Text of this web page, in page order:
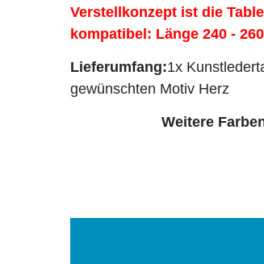
Verstellkonzept ist die
kompatibel: Länge 240 -
Lieferumfang:1x
gewünschten Motiv Herz
Weitere